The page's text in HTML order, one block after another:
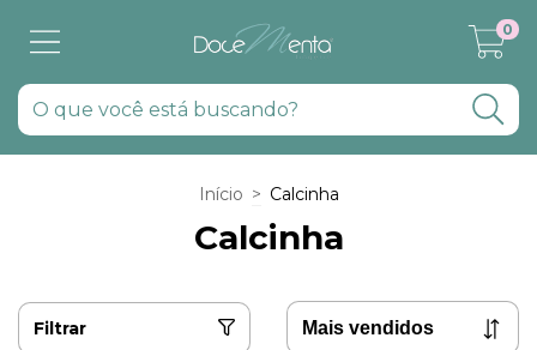
0
Início > Calcinha
Calcinha
Filtrar